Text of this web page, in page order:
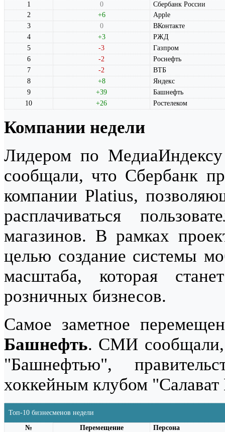
1
0
Сбербанк России
2
+6
Apple
3
0
ВКонтакте
4
+3
РЖД
5
-3
Газпром
6
-2
Роснефть
7
-2
ВТБ
8
+8
Яндекс
9
+39
Башнефть
10
+26 Ростелеком
Компании недели
Лидером по
сообщали, что Сбербанк
компании Platius,
расплачиваться
магазинов. В рамках
целью создание системы
масштаба, которая
розничных бизнесов.
Самое заметное
Башнефть. СМИ сообщали,
"Башнефтью",
хоккейным клубом
Топ-10 бизнесменов недели
№
Перемещение
Персона